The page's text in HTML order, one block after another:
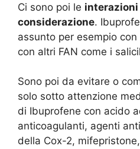
Ci sono poi le interazioni
considerazione.
assunto per esempio con
con altri FAN come i
Sono poi da evitare o
solo sotto attenzione
di Ibuprofene con acido
anticoagulanti, agenti
della Cox-2,